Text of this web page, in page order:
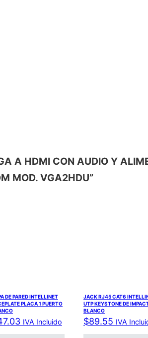
A HDMI CON AUDIO Y
MOD. VGA2HDU”
DE PARED INTELLINET
PLACA 1 PUERTO
IVA Incluido
JACK RJ45 CAT6
UTP KEYSTONE DE
BLANCO
$89.55 IVA